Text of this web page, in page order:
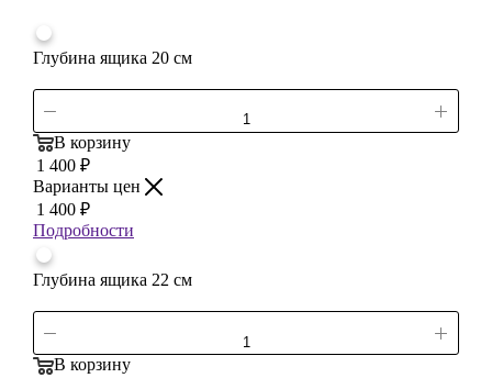
Глубина ящика 20 см
В корзину
1 400 ₽
Варианты цен
1 400 ₽
Подробности
Глубина ящика 22 см
В корзину